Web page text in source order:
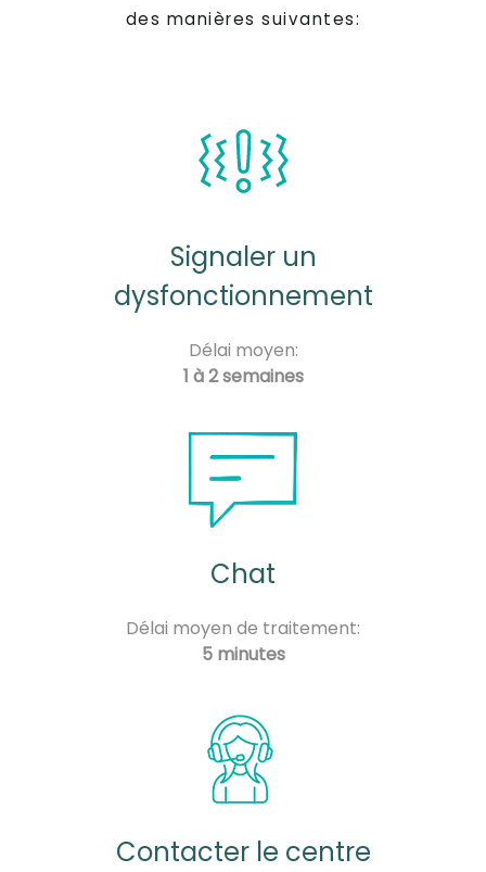
des manières suivantes:
Signaler un
dysfonctionnement
Délai moyen:
1 à 2 semaines
Chat
Délai moyen de traitement:
5 minutes
Contacter le centre